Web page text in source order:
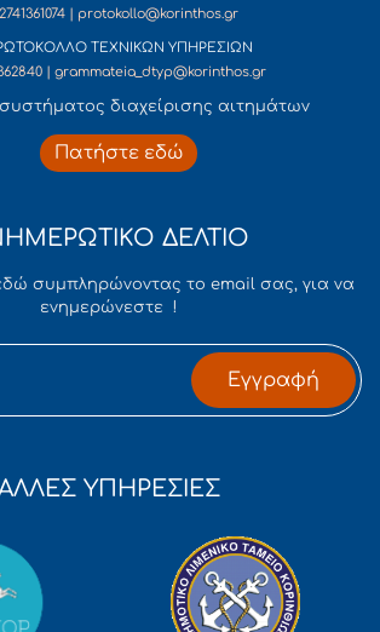
2741361074 | protokollo@korinthos.gr
ΤΕΧΝΙΚΩΝ ΥΠΗΡΕΣΙΩΝ
| grammateia_dtyp@korinthos.gr
διαχείρισης αιτημάτων
Πατήστε εδώ
ΔΕΛΤΙΟ
συμπληρώνοντας το email σας, για να
ενημερώνεστε !
Εγγραφή
ΥΠΗΡΕΣΙΕΣ